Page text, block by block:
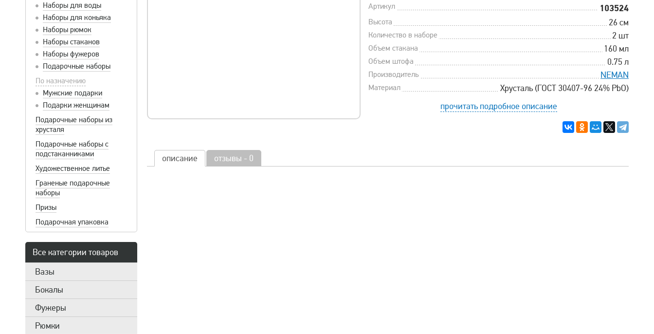
Наборы для воды
Наборы для коньяка
Наборы рюмок
Наборы стаканов
Наборы фужеров
Подарочные наборы
По назначению
Мужские подарки
Подарки женщинам
Подарочные наборы из
хрусталя
Подарочные наборы с
подстаканниками
Художественное литье
Граненые подарочные
наборы
Призы
Подарочная упаковка
Все категории товаров
Вазы
Бокалы
Фужеры
Рюмки
Артикул 103524
Высота 26 см
Количество в наборе 2 шт
Объем стакана 160 мл
Объем штофа 0.75 л
Производитель NEMAN
Материал
Хрусталь (ГОСТ 30407-96 24% PbO)
прочитать подробное описание
описание отзывы - 0